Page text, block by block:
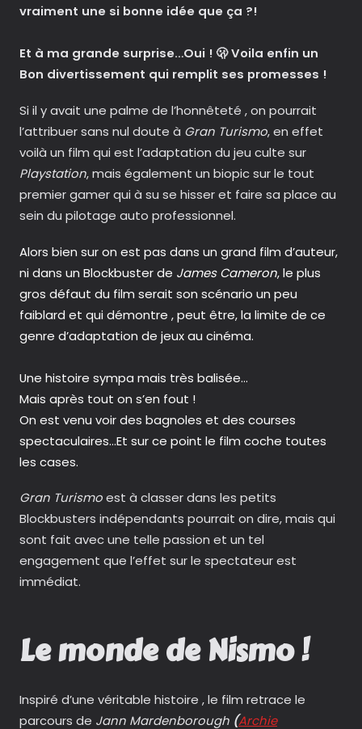
vraiment une si bonne idée que ça ?!
Et à ma grande surprise…Oui ! 🫢 Voila enfin un
Bon divertissement qui remplit ses promesses !
Si il y avait une palme de l’honnêteté , on pourrait
l’attribuer sans nul doute à Gran Turismo, en effet
voilà un film qui est l’adaptation du jeu culte sur
Playstation, mais également un biopic sur le tout
premier gamer qui à su se hisser et faire sa place au
sein du pilotage auto professionnel.
Alors bien sur on est pas dans un grand film d’auteur,
ni dans un Blockbuster de James Cameron, le plus
gros défaut du film serait son scénario un peu
faiblard et qui démontre , peut être, la limite de ce
genre d’adaptation de jeux au cinéma.
Une histoire sympa mais très balisée…
Mais après tout on s’en fout !
On est venu voir des bagnoles et des courses
spectaculaires…Et sur ce point le film coche toutes
les cases.
Gran Turismoest à classer dans les petits
Blockbusters indépendants pourrait on dire, mais qui
sont fait avec une telle passion et un tel
engagement que l’effet sur le spectateur est
immédiat.
Le monde de Nismo !
Inspiré d’une véritable histoire , le film retrace le
parcours de Jann Mardenborough (Archie